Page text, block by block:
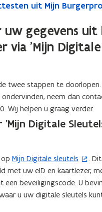
uit Mijn
uw gegevens
via 'Mijn Digitale
twee stappen te doorlopen.
neem dan
Wij helpen u graag verder.
'Mijn Digitale
Mijn Digitale sleutels
(
o
p
e
.
met uw eID en kaartlezer,
een beveiligingscode. U
u uw digitale sleutels